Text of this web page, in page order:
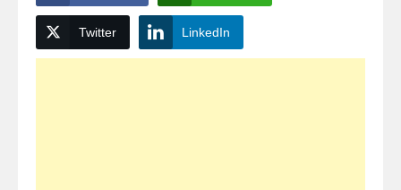
Twitter LinkedIn